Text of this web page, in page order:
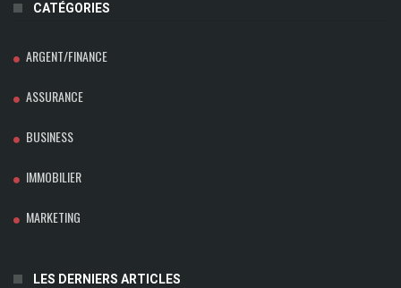
CATÉGORIES
ARGENT/FINANCE
ASSURANCE
BUSINESS
IMMOBILIER
MARKETING
LES DERNIERS ARTICLES